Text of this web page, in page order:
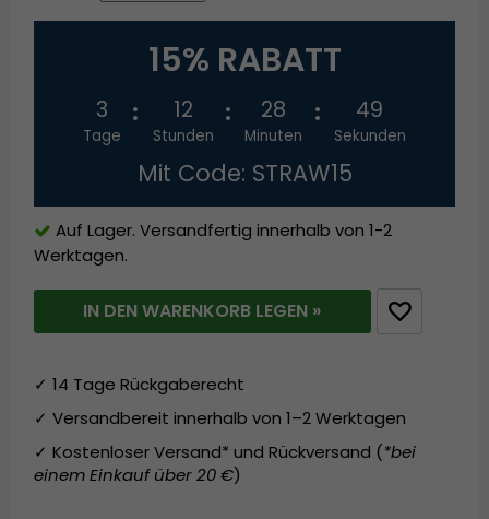
15% RABATT
3
Tage
12
Stunden
28
Minuten
49
Sekunden
Mit Code: STRAW15
Auf Lager. Versandfertig innerhalb von 1-2
Werktagen.
IN DEN WARENKORB LEGEN »
✓ 14 Tage Rückgaberecht
✓ Versandbereit innerhalb von 1–2 Werktagen
✓ Kostenloser Versand* und Rückversand (*bei
einem Einkauf über 20 €)